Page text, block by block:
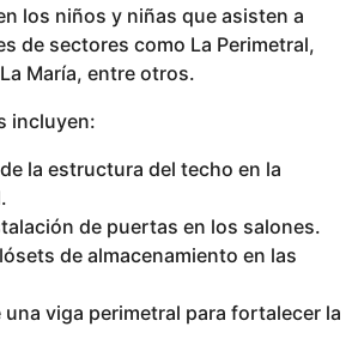
los niños y niñas que asisten a
de sectores como La Perimetral,
María, entre otros.
incluyen:
la estructura del techo en la
de puertas en los salones.
de almacenamiento en las
viga perimetral para fortalecer la